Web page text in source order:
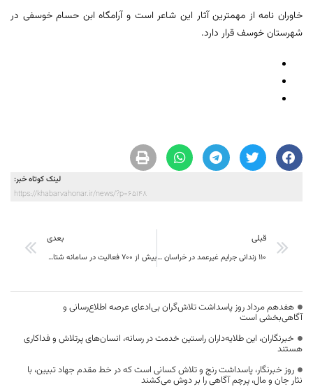
خاوران‌ نامه از مهمترین آثار این شاعر است و آرامگاه ابن حسام خوسفی در
شهرستان خوسف قرار دارد.
لینک کوتاه خبر:
https://khabarvahonar.ir/news/?p=65148
قبلی
۱۱۰ زندانی جرایم غیرعمد در خراسان جنوبی آزاد شدند
بعدی
بیش از ۷۰۰ فعالیت در سامانه شتاب دانشگاه بیرجند ثبت شد
هفدهم مرداد روز پاسداشت تلاش‌گران بی‌ادعای عرصه اطلاع‌رسانی و
آگاهی‌بخشی است
خبرنگاران، این طلایه‌داران راستین خدمت در رسانه، انسان‌های پرتلاش و فداکاری
هستند
روز خبرنگار، پاسداشت رنج و تلاش کسانی است که در خط مقدم جهاد تبیین، با
نثار جان و مال، پرچم آگاهی را بر دوش می‌کشند